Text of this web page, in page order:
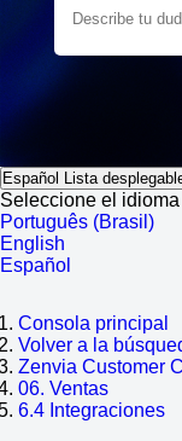
Español Lista
Seleccione el
Português (Brasil)
English
Español
Consola principal
Volver a la
Zenvia Customer
06. Ventas
6.4 Integraciones